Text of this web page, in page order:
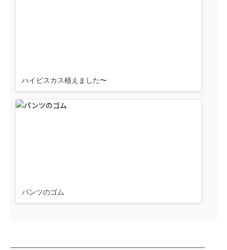
ハイビスカス植えました〜
パンツのゴム
────────────────────────